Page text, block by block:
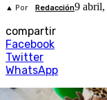
▲ Por Redacción9 abril,
compartir
Facebook
Twitter
WhatsApp